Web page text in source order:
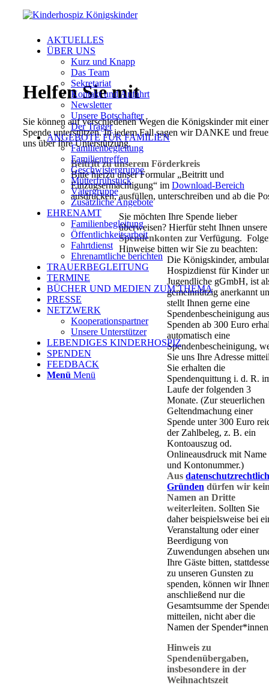
AKTUELLES
ÜBER UNS
Kurz und Knapp
Das Team
Sekretariat
Kontakt und Anfahrt
Newsletter
Unsere Botschafter
Der Träger
ANGEBOTE FÜR FAMILIEN
Familienbegleitung
Familientreffen
Geschwistergruppe
Mütterfrühstück
Vätergruppe
Zusätzliche Angebote
EHRENAMT
Familienbegleitung
Öffentlichkeitsarbeit
Fahrtdienst
Ehrenamtliche berichten
TRAUERBEGLEITUNG
TERMINE
BÜCHER UND MEDIEN ZUM THEMA
PRESSE
NETZWERK
Kooperationspartner
Unsere Unterstützer
LEBENDIGES KINDERHOSPIZ
SPENDEN
FEEDBACK
Menü Menü
Helfen Sie mit
Sie können auf verschiedenen Wegen die Königskinder mit einer
Spende unterstützen. In jedem Fall sagen wir DANKE und
uns über Ihre Unterstützung.
Beitritt zu unserem Förderkreis
Bitte hierzu unser Formular „Beitritt und
Einzugsermächtigung“ im Download-Bereich
ausdrucken, ausfüllen, unterschreiben und ab die
Sie möchten Ihre Spende lieber
überweisen? Hierfür steht Ihnen unsere
Spendenkonten zur Verfügung.
Hinweise bitten wir Sie zu beachten:
Die Königskinder,
Hospizdienst für Kinder
Jugendliche gGmbH, ist
gemeinnützig anerkannt
stellt Ihnen gerne eine
Spendenbescheinigung
Spenden ab 300 Euro
automatisch eine
Spendenbescheinigung,
Sie uns Ihre Adresse
Sie erhalten die
Spendenquittung i. d. R.
Laufe der folgenden 3
Monate. (Zur steuerlichen
Geltendmachung einer
Spende unter 300 Euro
der Zahlbeleg, z. B. ein
Kontoauszug od.
Onlineausdruck mit Name
und Kontonummer.)
Aus
Gründen dürfen wir
Namen an Dritte
weiterleiten. Sollten Sie
daher beispielsweise bei
Veranstaltung oder einer
Beerdigung von
Zuwendungen absehen
Ihre Gäste bitten,
zu unseren Gunsten zu
spenden, können wir
anschließend nur die
Gesamtsumme der
mitteilen, nicht aber die
Namen der
Hinweis zu
Spendenübergaben,
insbesondere in der
Weihnachtszeit